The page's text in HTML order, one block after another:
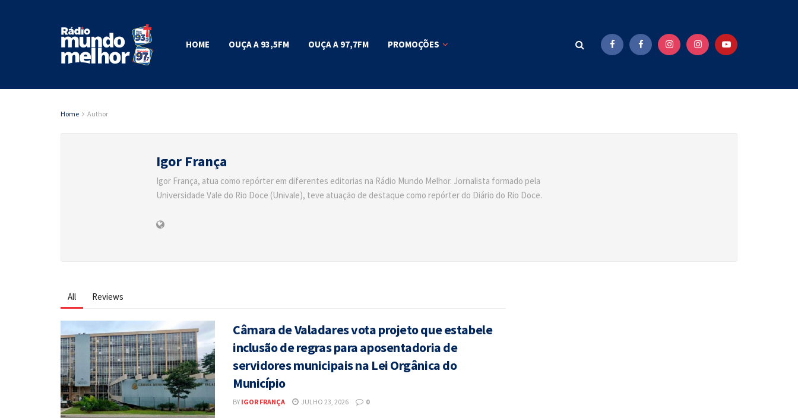
HOME OUÇA A 93,5FM OUÇA A 97,7FM PROMOÇÕES
Home Author
Igor França
Igor França, atua como repórter em diferentes editorias na Rádio Mundo Melhor. Jornalista formado pela
Universidade Vale do Rio Doce (Univale), teve atuação de destaque como repórter do Diário do Rio Doce.
All Reviews
Câmara de Valadares vota projeto que estabele
inclusão de regras para aposentadoria de
servidores municipais na Lei Orgânica do
Município
BY IGOR FRANÇA JULHO 23, 2026 0